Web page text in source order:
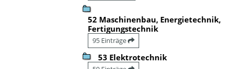
52 Maschinenbau, Energietechnik,
Fertigungstechnik
95 Einträge
53 Elektrotechnik